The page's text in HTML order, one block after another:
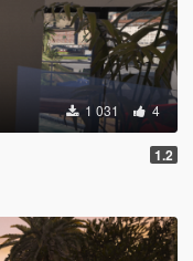
1 031 4
1.2